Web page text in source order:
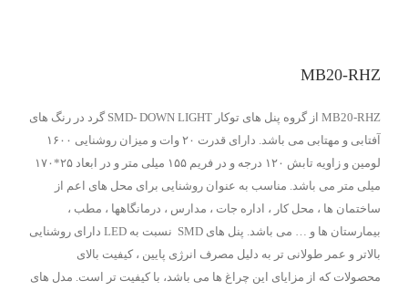
MB20-RHZ
MB20-RHZ از گروه پنل های توکار SMD- DOWN LIGHT گرد در رنگ های
آفتابی و مهتابی می باشد. دارای قدرت ۲۰ وات و میزان روشنایی ۱۶۰۰
لومین و زاویه تابش ۱۲۰ درجه و در فریم ۱۵۵ میلی متر و در ابعاد ۲۵*۱۷۰
میلی متر می باشد. مناسب به عنوان روشنایی برای محل های اعم از
ساختمان ها ، محل کار ، اداره جات ، مدارس ، درمانگاهها ، مطب ،
بیمارستان ها و … می باشد. پنل های SMD نسبت به LED دارای روشنایی
بالاتر و عمر طولانی تر به دلیل مصرف انرژی پایین ، کیفیت بالای
محصولات که از مزایای این چراغ ها می باشد، با کیفیت تر است. مدل های